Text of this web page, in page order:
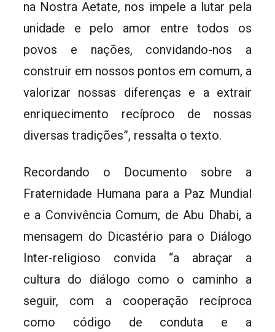
na Nostra Aetate, nos impele a lutar pela
unidade e pelo amor entre todos os
povos e nações, convidando-nos a
construir em nossos pontos em comum, a
valorizar nossas diferenças e a extrair
enriquecimento recíproco de nossas
diversas tradições”, ressalta o texto.
Recordando o Documento sobre a
Fraternidade Humana para a Paz Mundial
e a Convivência Comum, de Abu Dhabi, a
mensagem do Dicastério para o Diálogo
Inter-religioso convida “a abraçar a
cultura do diálogo como o caminho a
seguir, com a cooperação recíproca
como código de conduta e a